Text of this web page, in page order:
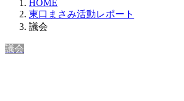
HOME
東口まさみ活動レポート
議会
議会